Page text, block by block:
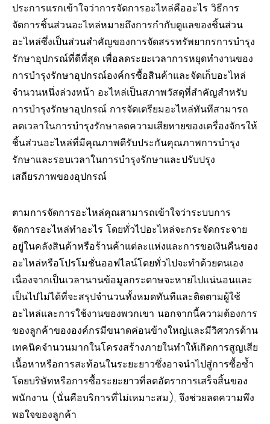
ประการแรกเข้าใจว่าการจัดการอะไหล่คืออะไร วิธีการ
จัดการชิ้นส่วนอะไหล่หมายถึงการกำกับดูแลของชิ้นส่วน
อะไหล่ซึ่งเป็นส่วนสำคัญของการจัดสรรทรัพยากรการบำรุง
รักษาอุปกรณ์ที่ดีที่สุด เพื่อลดระยะเวลาการหยุดทำงานของ
การบำรุงรักษาอุปกรณ์องค์กรซื้อสินค้าและจัดเก็บอะไหล่
จำนวนหนึ่งล่วงหน้า อะไหล่เป็นสภาพวัสดุที่สำคัญสำหรับ
การบำรุงรักษาอุปกรณ์ การจัดเตรียมอะไหล่ทันทีสามารถ
ลดเวลาในการบำรุงรักษาลดความเสียหายของเครื่องจักรให้
ชิ้นส่วนอะไหล่ที่มีคุณภาพดีรับประกันคุณภาพการบำรุง
รักษาและรอบเวลาในการบำรุงรักษาและปรับปรุง
เสถียรภาพของอุปกรณ์
ตามการจัดการอะไหล่คุณสามารถเข้าใจว่าระบบการ
จัดการอะไหล่ทำอะไร โดยทั่วไปอะไหล่จะกระจัดกระจาย
อยู่ในคลังสินค้าหรือร้านค้าแต่ละแห่งและการขอเงินคืนของ
อะไหล่หรือโปรโมชั่นออฟไลน์โดยทั่วไปจะทำด้วยตนเอง
เนื่องจากเป็นเวลานานข้อมูลกระดาษจะหายไปแน่นอนและ
เป็นไปไม่ได้ที่จะสรุปจำนวนทั้งหมดทันทีและติดตามผู้ใช้
อะไหล่และการใช้งานของพวกเขา นอกจากนี้ความต้องการ
ของลูกค้าขององค์กรมีขนาดค่อนข้างใหญ่และมีวิศวกรด้าน
เทคนิคจำนวนมากในโครงสร้างภายในทำให้เกิดการสูญเสีย
เนื้อหาหรือการสะท้อนในระยะยาวซึ่งอาจนำไปสู่การซื้อซ้ำ
โดยบริษัทหรือการซื้อระยะยาวที่ลดอัตราการเสร็จสิ้นของ
พนักงาน (นั่นคือบริการที่ไม่เหมาะสม), จึงช่วยลดความพึง
พอใจของลูกค้า